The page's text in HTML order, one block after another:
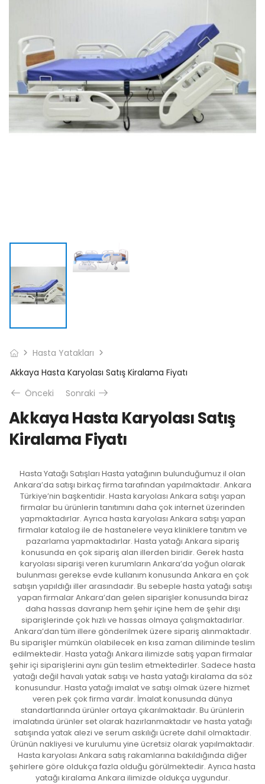
Hasta Yatakları
Akkaya Hasta Karyolası Satış Kiralama Fiyatı
Önceki
Sonraki
Akkaya Hasta Karyolası Satış
Kiralama Fiyatı
Hasta Yatağı Satışları Hasta yatağının bulunduğumuz il olan
Ankara’da satışı birkaç firma tarafından yapılmaktadır. Ankara
Türkiye’nin başkentidir. Hasta karyolası Ankara satışı yapan
firmalar bu ürünlerin tanıtımını daha çok internet üzerinden
yapmaktadırlar. Ayrıca hasta karyolası Ankara satışı yapan
firmalar katalog ile de hastanelere veya kliniklere tanıtım ve
pazarlama yapmaktadırlar. Hasta yatağı Ankara sipariş
konusunda en çok sipariş alan illerden biridir. Gerek hasta
karyolası siparişi veren kurumların Ankara’da yoğun olarak
bulunması gerekse evde kullanım konusunda Ankara en çok
satışın yapıldığı iller arasındadır. Bu sebeple hasta yatağı satışı
yapan firmalar Ankara’dan gelen siparişler konusunda biraz
daha hassas davranıp hem şehir içine hem de şehir dışı
siparişlerinde çok hızlı ve hassas olmaya çalışmaktadırlar.
Ankara’dan tüm illere gönderilmek üzere sipariş alınmaktadır.
Bu siparişler mümkün olabilecek en kısa zaman diliminde teslim
edilmektedir. Hasta yatağı Ankara ilimizde satış yapan firmalar
şehir içi siparişlerini aynı gün teslim etmektedirler. Sadece hasta
yatağı değil havalı yatak satışı ve hasta yatağı kiralama da söz
konusundur. Hasta yatağı imalat ve satışı olmak üzere hizmet
veren pek çok firma vardır. İmalat konusunda dünya
standartlarında ürünler ortaya çıkarılmaktadır. Bu ürünlerin
imalatında ürünler set olarak hazırlanmaktadır ve hasta yatağı
satışında yatak alezi ve serum askılığı ücrete dahil olmaktadır.
Ürünün nakliyesi ve kurulumu yine ücretsiz olarak yapılmaktadır.
Hasta karyolası Ankara satış rakamlarına bakıldığında diğer
şehirlere göre oldukça fazla olduğu görülmektedir. Ayrıca hasta
yatağı kiralama Ankara ilimizde oldukça uygundur.